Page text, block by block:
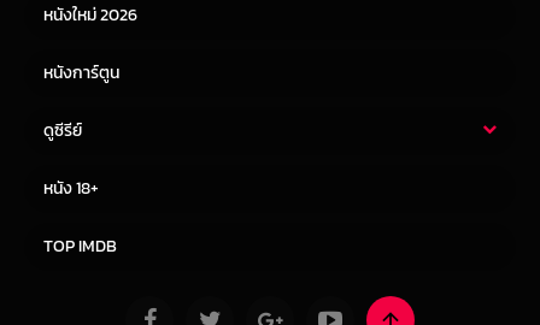
หนังใหม่ 2026
หนังการ์ตูน
ดูซีรีย์
หนัง 18+
TOP IMDB